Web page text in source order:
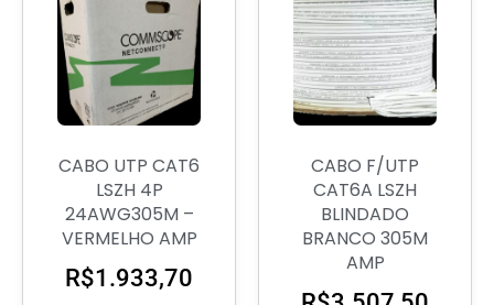
CABO UTP CAT6
LSZH 4P
24AWG305M –
VERMELHO AMP
R$1.933,70
CABO F/UTP
CAT6A LSZH
BLINDADO
BRANCO 305M
AMP